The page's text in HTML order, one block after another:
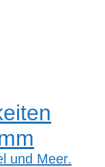
und Meer.